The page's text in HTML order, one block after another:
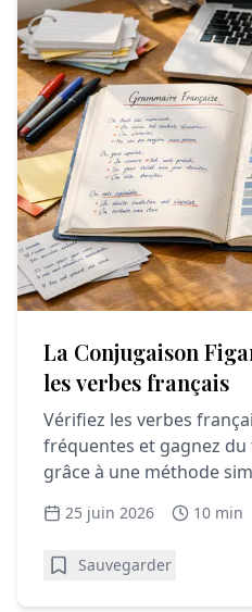
La Conjugaison
les verbes français
Vérifiez les verbes
fréquentes et gagnez
grâce à une méthode
25 juin 2026 10 min
Sauvegarder